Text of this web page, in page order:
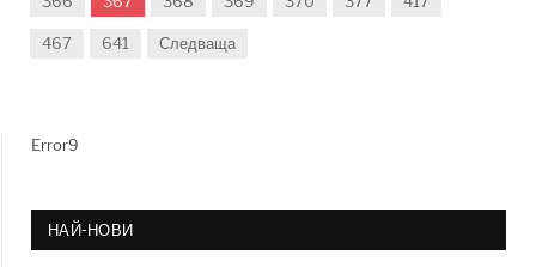
467 641 Следваща
Error9
НАЙ-НОВИ